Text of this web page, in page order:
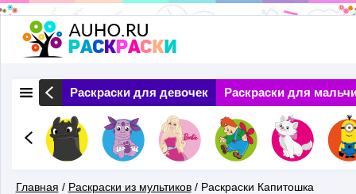
Перейти
к
основному
содержанию
Природа Раскраски для девочек Раскраски для
Главная / Раскраски из мультиков / Раскраски Капитошка